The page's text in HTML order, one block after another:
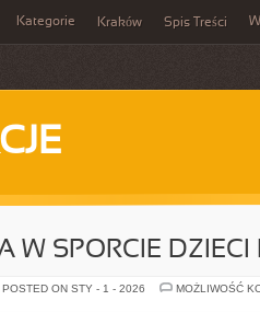
Kategorie Kraków Spis Treści
W SPORCIE
POSTED ON STY - 1 - 2026
MOŻLIWOŚĆ